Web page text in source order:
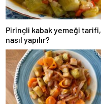
Pirinçli kabak yemeği tarifi,
nasıl yapılır?